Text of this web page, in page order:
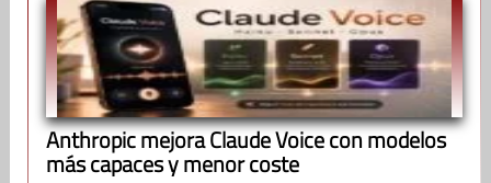
Anthropic mejora Claude Voice con modelos
más capaces y menor coste